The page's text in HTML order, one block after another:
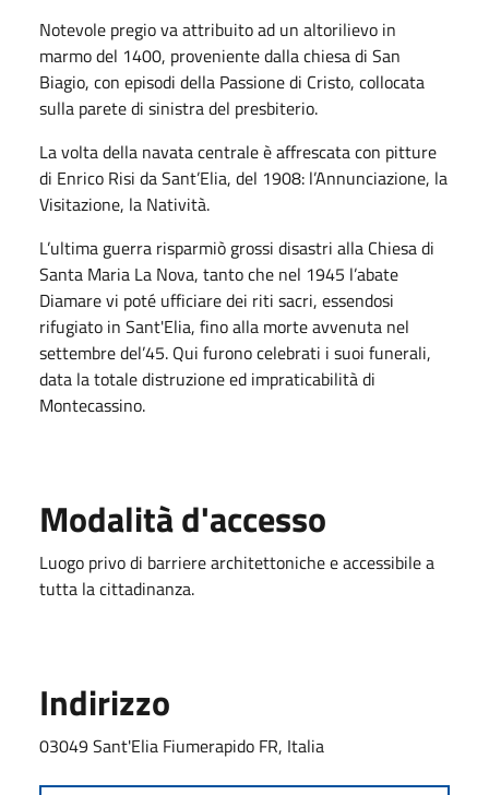
Notevole pregio va attribuito ad un altorilievo in
marmo del 1400, proveniente dalla chiesa di San
Biagio, con episodi della Passione di Cristo, collocata
sulla parete di sinistra del presbiterio.
La volta della navata centrale è affrescata con pitture
di Enrico Risi da Sant’Elia, del 1908: l’Annunciazione, la
Visitazione, la Natività.
L’ultima guerra risparmiò grossi disastri alla Chiesa di
Santa Maria La Nova, tanto che nel 1945 l’abate
Diamare vi poté ufficiare dei riti sacri, essendosi
rifugiato in Sant'Elia, fino alla morte avvenuta nel
settembre del’45. Qui furono celebrati i suoi funerali,
data la totale distruzione ed impraticabilità di
Montecassino.
Modalità d'accesso
Luogo privo di barriere architettoniche e accessibile a
tutta la cittadinanza.
Indirizzo
03049 Sant'Elia Fiumerapido FR, Italia